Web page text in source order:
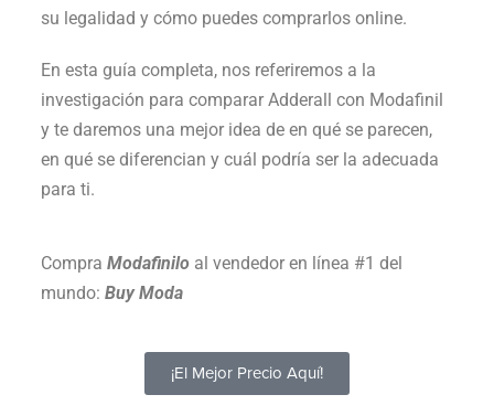
su legalidad y cómo puedes comprarlos online.
En esta guía completa, nos referiremos a la
investigación para comparar Adderall con Modafinil
y te daremos una mejor idea de en qué se parecen,
en qué se diferencian y cuál podría ser la adecuada
para ti.
Compra Modafinilo al vendedor en línea #1 del
mundo: Buy Moda
¡El Mejor Precio Aquí!